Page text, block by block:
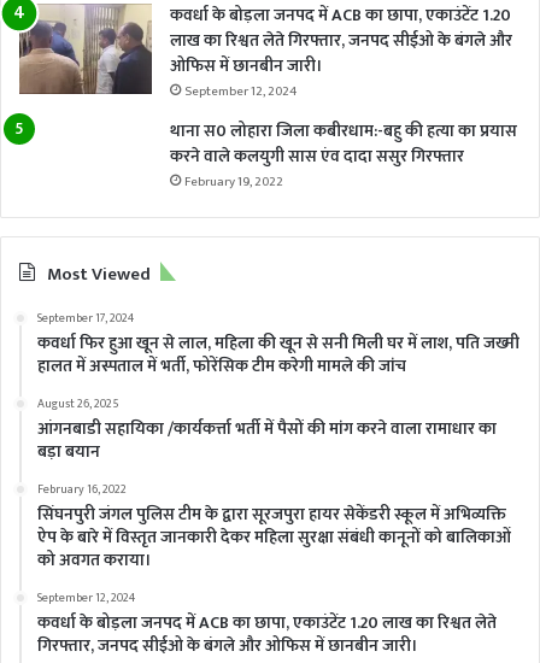
कवर्धा के बोड़ला जनपद में ACB का छापा, एकाउंटेंट 1.20
लाख का रिश्वत लेते गिरफ्तार, जनपद सीईओ के बंगले और
ओफिस में छानबीन जारी।
September 12, 2024
थाना स0 लोहारा जिला कबीरधाम:-बहु की हत्या का प्रयास
करने वाले कलयुगी सास एंव दादा ससुर गिरफ्तार
February 19, 2022
Most Viewed
September 17, 2024
कवर्धा फिर हुआ खून से लाल, महिला की खून से सनी मिली घर में लाश, पति जख्मी
हालत में अस्पताल में भर्ती, फोरेंसिक टीम करेगी मामले की जांच
August 26, 2025
आंगनबाडी सहायिका /कार्यकर्त्ता भर्ती में पैसों की मांग करने वाला रामाधार का
बड़ा बयान
February 16, 2022
सिंघनपुरी जंगल पुलिस टीम के द्वारा सूरजपुरा हायर सेकेंडरी स्कूल में अभिव्यक्ति
ऐप के बारे में विस्तृत जानकारी देकर महिला सुरक्षा संबंधी कानूनों को बालिकाओं
को अवगत कराया।
September 12, 2024
कवर्धा के बोड़ला जनपद में ACB का छापा, एकाउंटेंट 1.20 लाख का रिश्वत लेते
गिरफ्तार, जनपद सीईओ के बंगले और ओफिस में छानबीन जारी।